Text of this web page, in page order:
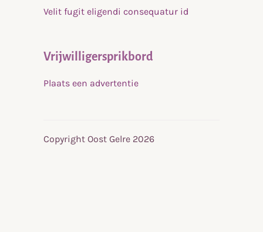
Velit fugit eligendi consequatur id
Vrijwilligersprikbord
Plaats een advertentie
Copyright Oost Gelre 2026